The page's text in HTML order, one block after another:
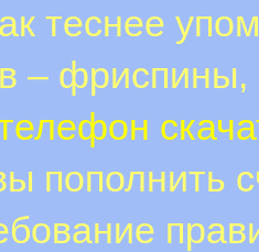
теснее
–
пополнить